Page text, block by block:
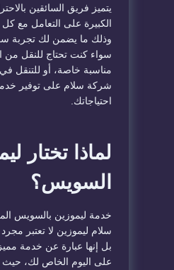
يتميز فريق السائقين
الكبيرة على التعامل مع كل
وذلك ما يضمن لك تجربة
سواء كنت تحتاج للنقل من
مناسبة خاصة، أو للتنقل
شركة سلام على توفير
احتياجاتك.
لماذا تختار
السويس؟
خدمة ليموزين بالسويس
سلام ليموزين لا تعتبر
بل إنها عبارة عن خدمة
على اليوم الخاص لك، حيث